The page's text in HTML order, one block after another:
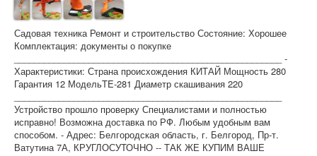
Садовая техника Ремонт и строительство Состояние: Хорошее
Комплектация: документы о покупке
______________________________________________________ -
Характеристики: Страна происхождения КИТАЙ Мощность 280
Гарантия 12 МодельTE-281 Диаметр скашивания 220
Устройство прошло проверку Специалистами и полностью
исправно! Возможна доставка по РФ. Любым удобным вам
способом. - Адрес: Белгородская область, г. Белгород, Пр-т.
Ватутина 7А, КРУГЛОСУТОЧНО -- ТАК ЖЕ КУПИМ ВАШЕ